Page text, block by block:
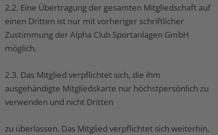
2.2. Eine Übertragung der gesamten Mitgliedschaft auf
einen Dritten ist nur mit vorheriger schriftlicher
Zustimmung der Alpha Club Sportanlagen GmbH
möglich.
2.3. Das Mitglied verpflichtet sich, die ihm
ausgehändigte Mitgliedskarte nur höchstpersönlich zu
verwenden und nicht Dritten
zu überlassen. Das Mitglied verpflichtet sich weiterhin,